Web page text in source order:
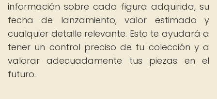
información sobre cada figura adquirida, su
fecha de lanzamiento, valor estimado y
cualquier detalle relevante. Esto te ayudará a
tener un control preciso de tu colección y a
valorar adecuadamente tus piezas en el
futuro.